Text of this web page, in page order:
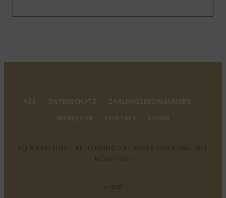
AGB DATENSCHUTZ
ZAHLUNGSBEDINGUNGEN
IMPRESSUM
KONTAKT LOGIN
ICJ MARKETING - KELTENRING 24 - 85658 EGMATING (BEI
MÜNCHEN)
TOP